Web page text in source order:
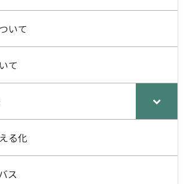
いて
て
る化
ス